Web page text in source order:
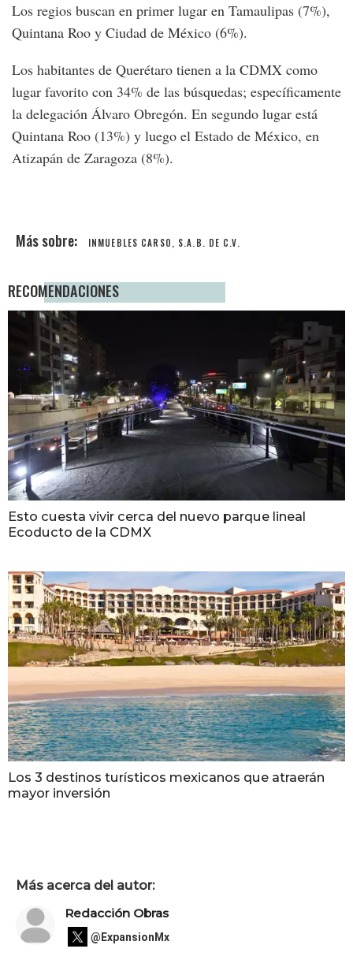
Los regios buscan en primer lugar en Tamaulipas (7%),
Quintana Roo y Ciudad de México (6%).
Los habitantes de Querétaro tienen a la CDMX como
lugar favorito con 34% de las búsquedas; específicamente
la delegación Álvaro Obregón. En segundo lugar está
Quintana Roo (13%) y luego el Estado de México, en
Atizapán de Zaragoza (8%).
INMUEBLES CARSO, S.A.B. DE C.V.
RECOMENDACIONES
Esto cuesta vivir cerca del nuevo parque lineal
Ecoducto de la CDMX
Los 3 destinos turísticos mexicanos que atraerán
mayor inversión
Más acerca del autor:
Redacción Obras
@ExpansionMx